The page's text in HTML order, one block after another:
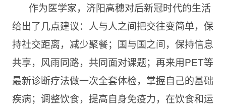
作为医学家，济阳高穗对后新冠时代的生活
给出了几点建议：人与人之间把交往变简单，保
持社交距离，减少聚餐；国与国之间，保持信息
共享，风雨同路，共同面对课题；再来用PET等
最新诊断疗法做一次全套体检，掌握自己的基础
疾病；调整饮食，提高自身免疫力，在饮食和运